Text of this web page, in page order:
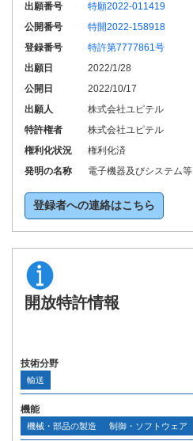
出願番号
特願2022-011419
公開番号
特開2022-158918
登録番号
特許第7777861号
出願日
2022/1/28
公開日
2022/10/17
出願人
株式会社ユピテル
特許権者
株式会社ユピテル
権利化状況
権利化済
発明の名称
電子機器及びシステム等
登録者への連絡はこちら
開放特許情報
技術分野
輸送
機能
機械・部品の製造 制御・ソフトウェア